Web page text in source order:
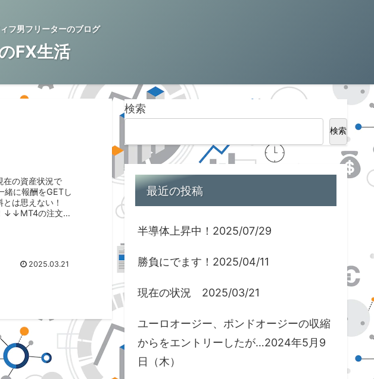
フ男フリーターのブログ
FX生活
在の資産状況で
緒に報酬をGETし
は思えない！
↓↓MT4の注文、
2025.03.21
検索
検索
最近の投稿
半導体上昇中！2025/07/29
勝負にでます！2025/04/11
現在の状況 2025/03/21
ユーロオージー、ポンドオージーの収縮
からをエントリーしたが…2024年5月9
日（木）